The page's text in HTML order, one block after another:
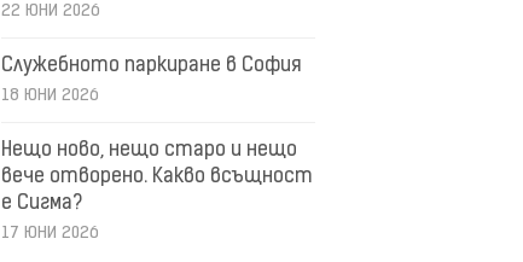
22 ЮНИ 2026
Служебното паркиране в София
18 ЮНИ 2026
Нещо ново, нещо старо и нещо
вече отворено. Какво всъщност
е Сигма?
17 ЮНИ 2026